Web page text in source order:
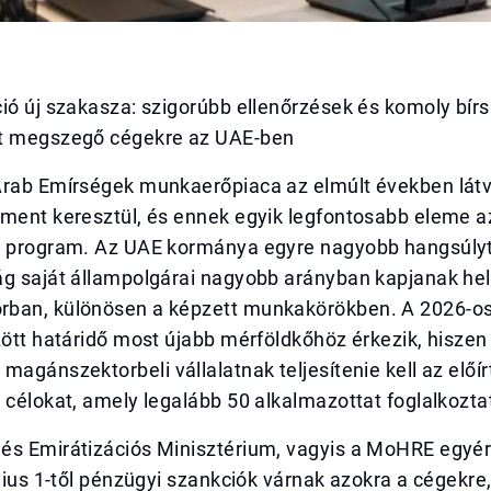
új szakasza: szigorúbb ellenőrzések és komoly
cégekre az UAE-ben
Emírségek munkaerőpiaca az elmúlt években
keresztül, és ennek egyik legfontosabb eleme
Az UAE kormánya egyre nagyobb
saját állampolgárai nagyobb arányban kapjanak
különösen a képzett munkakörökben. A 2026-
határidő most újabb mérföldkőhöz érkezik,
magánszektorbeli vállalatnak teljesítenie kell az
célokat, amely legalább 50 alkalmazottat
Emirátizációs Minisztérium, vagyis a MoHRE
1-től pénzügyi szankciók várnak azokra a